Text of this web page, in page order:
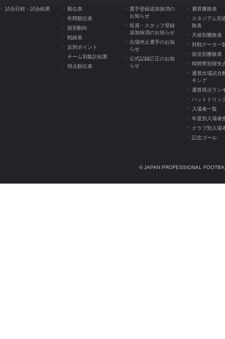
試合日程・試合結果
順位表
年間順位表
節別動向
戦績表
反則ポイント
チーム別集計結果
得点順位表
選手登録追加抹消の
お知らせ
役員・スタッフ登録
追加抹消のお知らせ
出場停止選手のお知
らせ
公式記録訂正のお知
らせ
通算勝敗表
スタジアム別
敗表
天候別勝敗表
対戦データ一
状況別勝敗表
時間帯別得失
通算出場試合
キング
通算得点ラン
ハットトリッ
入場者一覧
年度別入場者
クラブ別入場
記念ゴール
© JAPAN PROFESSIONAL